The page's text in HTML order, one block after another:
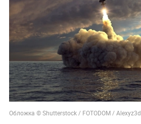
Обложка © Shutterstock / FOTODOM / Alexyz3d